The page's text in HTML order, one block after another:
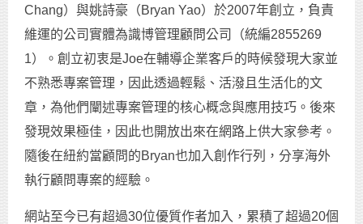
Chang）與姚詩豪（Bryan Yao）於2007年創立，負責
維運的公司實體為識博管理顧問公司（統編2855269
1）。創立初衷是Joe在輔導企業客戶的時候發現大家並
不熟悉專案管理，因此透過輕鬆、活潑且生活化的文
章，為他們闡述專案管理的核心概念與應用技巧。後來
發現效果極佳，因此也開放出來在網路上供大家參考。
隨後在紐約當顧問的Bryan也加入創作行列，分享海外
執行顧問專案的經驗。
網站至今已有超過30位優質作者加入，累積了超過20個